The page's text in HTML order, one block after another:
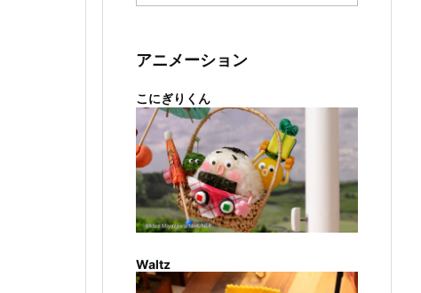
ー
アニメーション
こにぎりくん
Waltz